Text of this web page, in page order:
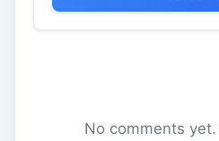
No comments